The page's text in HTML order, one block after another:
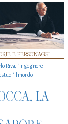
E PERSONAGGI
Riva, l’ingegnere
stupi' il mondo
LA